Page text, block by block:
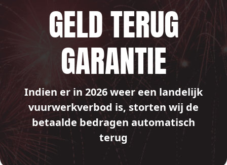
GELD TERUG
GARANTIE
Indien er in 2026 weer een landelijk
vuurwerkverbod is, storten wij de
betaalde bedragen automatisch
terug